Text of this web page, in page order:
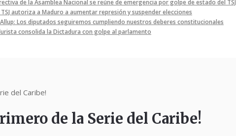
de la Asamblea Nacional se reúne de emergencia por golpe de estado del TSJ
TSJ autoriza a Maduro a aumentar represión y suspender elecciones
Allup: Los diputados seguiremos cumpliendo nuestros deberes constitucionales
consolida la Dictadura con golpe al parlamento
del Caribe!
de la Serie del Caribe!